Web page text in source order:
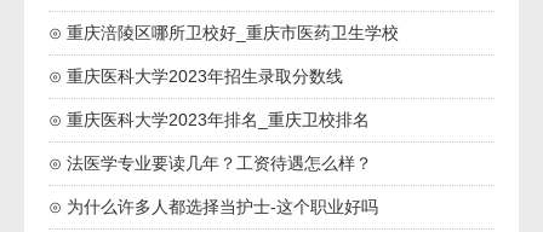
⊙ 重庆涪陵区哪所卫校好_重庆市医药卫生学校
⊙ 重庆医科大学2023年招生录取分数线
⊙ 重庆医科大学2023年排名_重庆卫校排名
⊙ 法医学专业要读几年？工资待遇怎么样？
⊙ 为什么许多人都选择当护士-这个职业好吗